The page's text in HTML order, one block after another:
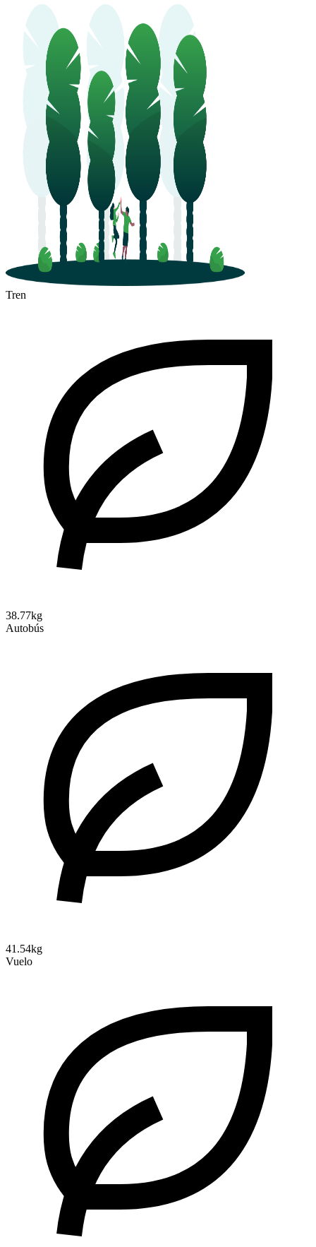
Putian
Tren
38.77kg
Autobús
41.54kg
Vuelo